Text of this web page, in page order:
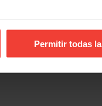
Permitir todas